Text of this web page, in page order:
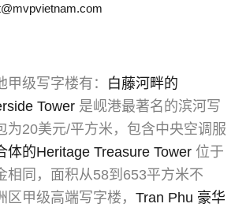
级写字楼有： 白藤河畔的
Tower 是岘港最著名的滨河写
为20美元/平方米，包含中央空调服
体的Heritage Treasure Tower 位于
相同，面积从58到653平方米不
区甲级高端写字楼， Tran Phu 豪华